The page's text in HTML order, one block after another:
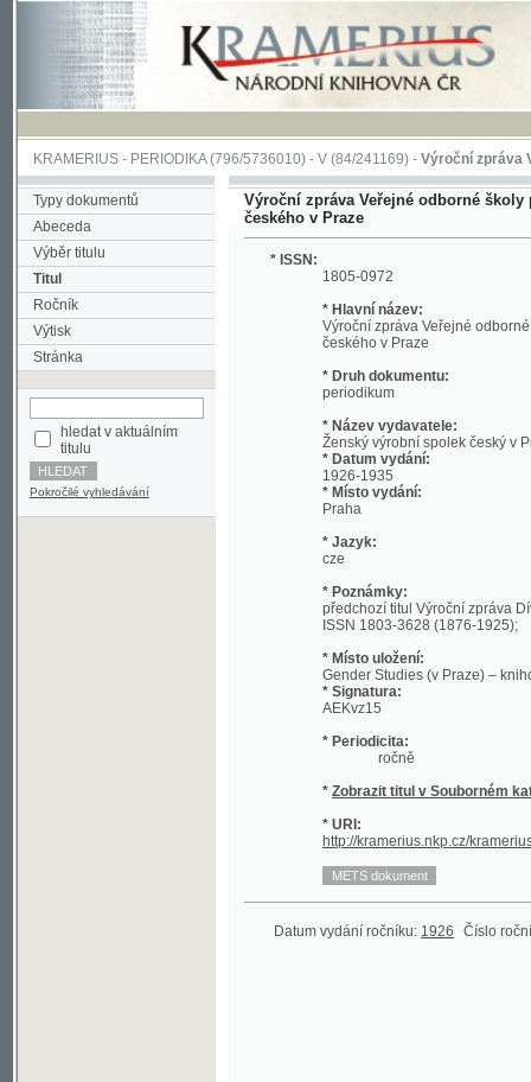
KRAMERIUS-PERIODIKA(796/5736010) -V(84/241169) -Výroční zpráva Veřejné
Typy dokumentů
Abeceda
Výběr titulu
Titul
Ročník
Výtisk
Stránka
hledat v aktuálním
Pokročilé vyhledávání
Výroční zpráva Veřejné odborné školy pro
českého v Praze
* ISSN:
1805-0972
* Hlavní název:
českého v Praze
* Druh dokumentu:
* Název vydavatele:
Ženský výrobní spolek český v Praze
* Datum vydání:
1926-1935
* Místo vydání:
Praha
* Jazyk:
* Poznámky:
předchozí titul Výroční zpráva Dívčí
ISSN 1803-3628 (1876-1925);
* Místo uložení:
Gender Studies (v Praze) – knihovna
* Signatura:
* Periodicita:
ročně
http://kramerius.nkp.cz/kramerius/
Datum vydání ročníku:1926 Číslo ročníku:51